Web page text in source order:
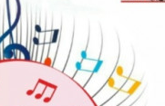
питания в
требования